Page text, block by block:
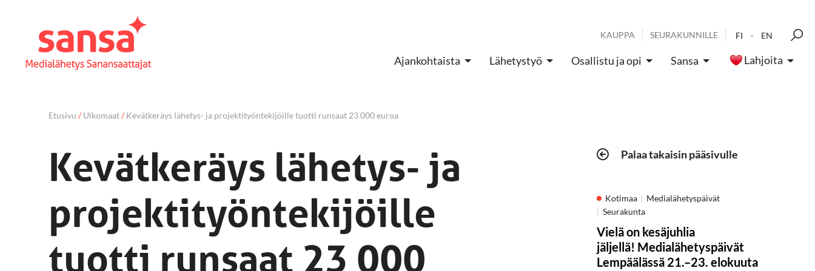
KAUPPA SEURAKUNNILLE FI EN
Ajankohtaista Lähetystyö Osallistu ja opi Sansa Lahjoita
Etusivu /Ulkomaat/Kevätkeräys lähetys- ja projektityöntekijöille tuotti runsaat 23 000 euroa
Kevätkeräys lähetys- ja
projektityöntekijöille
tuotti runsaat 23 000
Palaa takaisin pääsivulle
Kotimaa
Medialähetyspäivät
Seurakunta
Vielä on kesäjuhlia
jäljellä! Medialähetyspäivät
Lempäälässä 21.–23. elokuuta